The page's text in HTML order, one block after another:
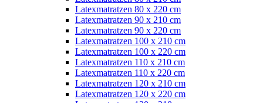
Latexmatratzen 80 x 220 cm
Latexmatratzen 90 x 210 cm
Latexmatratzen 90 x 220 cm
Latexmatratzen 100 x 210 cm
Latexmatratzen 100 x 220 cm
Latexmatratzen 110 x 210 cm
Latexmatratzen 110 x 220 cm
Latexmatratzen 120 x 210 cm
Latexmatratzen 120 x 220 cm